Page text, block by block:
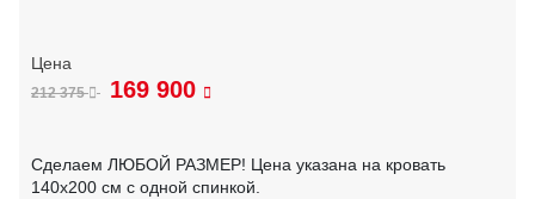
212 375 169 900
Сделаем ЛЮБОЙ РАЗМЕР! Цена указана на кровать
140х200 см с одной спинкой.